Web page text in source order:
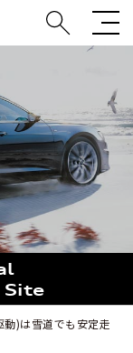
動)は雪道でも安定走